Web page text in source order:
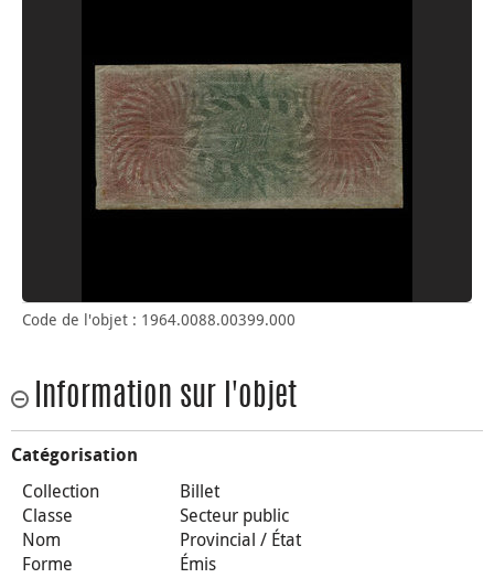
Code de l'objet : 1964.0088.00399.000
Information sur l'objet
Catégorisation
Collection
Billet
Classe
Secteur public
Nom
Provincial / État
Forme
Émis